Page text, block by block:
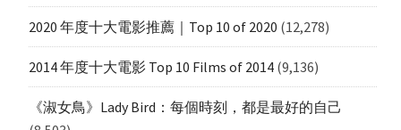
2020 年度十大電影推薦｜Top 10 of 2020 (12,278)
2014 年度十大電影 Top 10 Films of 2014 (9,136)
《淑女鳥》Lady Bird：每個時刻，都是最好的自己